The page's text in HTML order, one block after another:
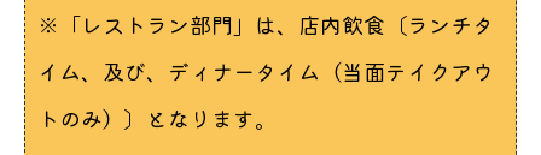
※「レストラン部門」は、店内飲食〔ランチタ
イム、及び、ディナータイム（当面テイクアウ
トのみ）〕となります。